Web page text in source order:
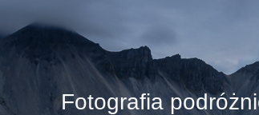
Fotografia